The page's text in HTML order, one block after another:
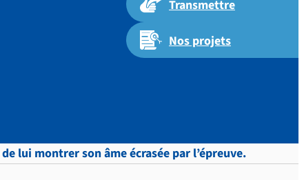
Transmettre
Nos projets
lui montrer son âme écrasée par l’épreuve.